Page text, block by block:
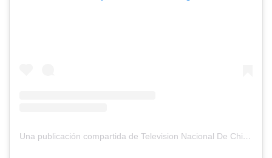
Una publicación compartida de Television Nacional De Chile (@tvn)